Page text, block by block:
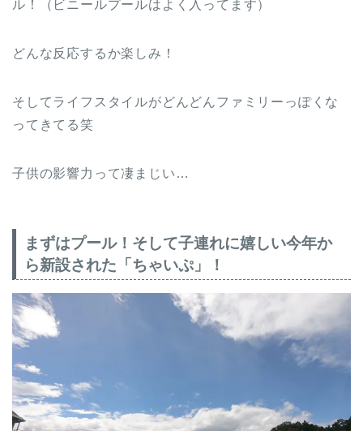
ル！（ビニールプールはよく入ってます）
どんな反応するか楽しみ！
そしてライフスタイルがどんどんファミリーっぽくな
ってきてる笑
子供の影響力って凄まじい…
まずはプール！そして子連れに嬉しい今年か
ら新設された「ちゃいぷ」！